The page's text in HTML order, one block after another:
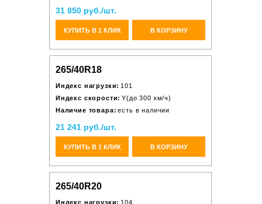
31 850 руб./шт.
КУПИТЬ В 1 КЛИК В КОРЗИНУ
265/40R18
Индекс нагрузки: 101
Индекс скорости: Y(до 300 км/ч)
Наличие товара: есть в наличии
21 241 руб./шт.
КУПИТЬ В 1 КЛИК В КОРЗИНУ
265/40R20
Индекс нагрузки: 104